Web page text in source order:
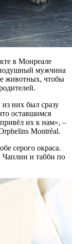
в Монреале
мужчина
животных, чтобы
них был сразу
оставшимся
их к нам», –
Montréal.
серого окраса.
и табби по